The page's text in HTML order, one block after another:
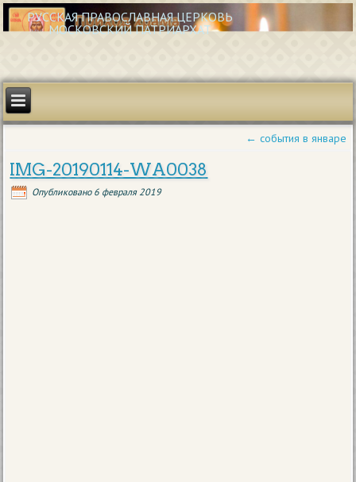
РУССКАЯ ПРАВОСЛАВНАЯ ЦЕРКОВЬ
МОСКОВСКИЙ ПАТРИАРХАТ
← события в январе
IMG-20190114-WA0038
Опубликовано 6 февраля 2019